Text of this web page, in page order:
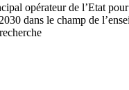
opérateur de l’Etat
dans le champ de